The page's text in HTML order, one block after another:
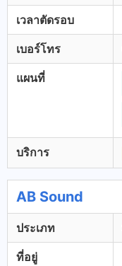
เวลาตัดรอบ
เบอร์โทร
แผนที่
บริการ
AB Sound
ประเภท
ที่อยู่